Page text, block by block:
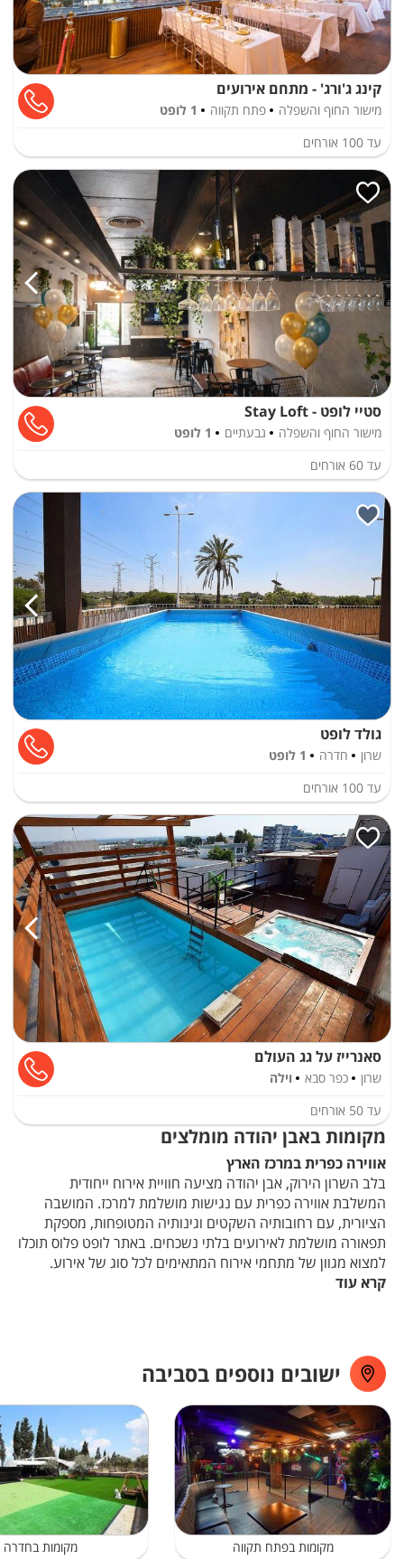
קינג ג'ורג' - מתחם אירועים
מישור החוף והשפלה פתח תקווה
1 לופט
עד 100 אורחים
סטיי לופט - Stay Loft
מישור החוף והשפלה גבעתיים
1 לופט
עד 60 אורחים
גולד לופט
שרון חדרה
1 לופט
עד 100 אורחים
סאנרייז על גג העולם
שרון כפר סבא
וילה
עד 50 אורחים
מקומות באבן יהודה מומלצים
קרא עוד
אווירה כפרית במרכז הארץ
בלב השרון הירוק, אבן יהודה מציעה חוויית אירוח ייחודית
המשלבת אווירה כפרית עם נגישות מושלמת למרכז. המושבה
הציורית, עם רחובותיה השקטים וגינותיה המטופחות, מספקת
תפאורה מושלמת לאירועים בלתי נשכחים. באתר לופט פלוס תוכלו
למצוא מגוון של מתחמי אירוח המתאימים לכל סוג של אירוע.
נגישות מושלמת מכל מקום
מתל אביב והן מנתניה. תחבורה ציבורית סדירה מקלה עוד יותר
על ההגעה למקום.
אווירה קסומה של השרון
אבן יהודה מצטיינת באווירה המיוחדת שהיא מציעה. השקט
והפרטיות המלאה, בשילוב עם הנוף הירוק והפסטורלי של השרון,
יוצרים תחושה של מפלט אמיתי מהמולת העיר. הסביבה הטבעית
והשקטה מספקת רקע מושלם לכל סוג של אירוע.
פעילויות ואטרקציות
אבן יהודה והאזור מציעים מגוון אפשרויות לשילוב פעילויות באירוע
שלכם. האזור עשיר במסעדות איכותיות, חנויות מעניינות
ישובים נוספים בסביבה
מקומות בפתח תקווה מקומות בחדרה